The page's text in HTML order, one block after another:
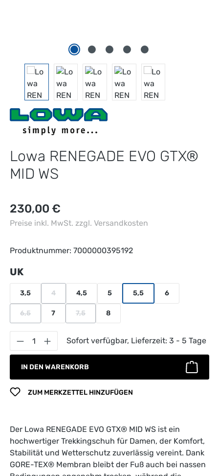
Lowa RENEGADE EVO GTX®
MID WS
Regulärer Preis:
230,00 €
Preise inkl. MwSt. zzgl. Versandkosten
Produktnummer: 7000000395192
UKauswählen
3,5 4
(Diese Option ist zurzeit nicht verfügbar.)
4,5 5 5,5 6
6,5
(Diese Option ist zurzeit nicht verfügbar.)
7 7,5
(Diese Option ist zurzeit nicht verfügbar.)
8
Produkt Anzahl: Gib den gewünschten
Sofort verfügbar, Lieferzeit: 3 - 5 Tage
IN DEN WARENKORB
ZUM MERKZETTEL HINZUFÜGEN
Der Lowa RENEGADE EVO GTX® MID WS ist ein
hochwertiger Trekkingschuh für Damen, der Komfort,
Stabilität und Wetterschutz zuverlässig vereint. Dank
GORE-TEX® Membran bleibt der Fuß auch bei nassen